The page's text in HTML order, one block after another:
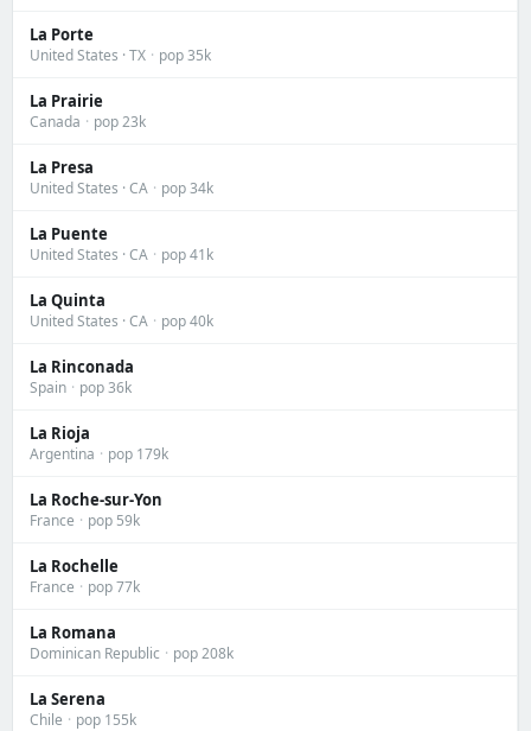
La Porte
United States · TX · pop 35k
La Prairie
Canada · pop 23k
La Presa
United States · CA · pop 34k
La Puente
United States · CA · pop 41k
La Quinta
United States · CA · pop 40k
La Rinconada
Spain · pop 36k
La Rioja
Argentina · pop 179k
La Roche-sur-Yon
France · pop 59k
La Rochelle
France · pop 77k
La Romana
Dominican Republic · pop 208k
La Serena
Chile · pop 155k